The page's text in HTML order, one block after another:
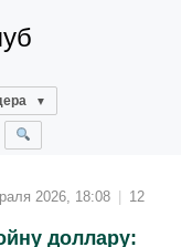
2026, 18:08
12
доллару: